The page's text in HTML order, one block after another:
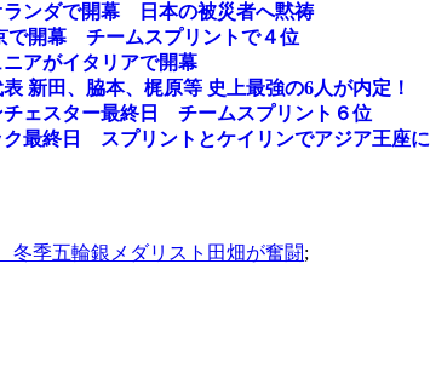
ランダで開幕 日本の被災者へ黙祷
で開幕 チームスプリントで４位
ニアがイタリアで開幕
新田、脇本、梶原等 史上最強の6人が内定！
チェスター最終日 チームスプリント６位
ク最終日 スプリントとケイリンでアジア王座に
季五輪銀メダリスト田畑が奮闘;